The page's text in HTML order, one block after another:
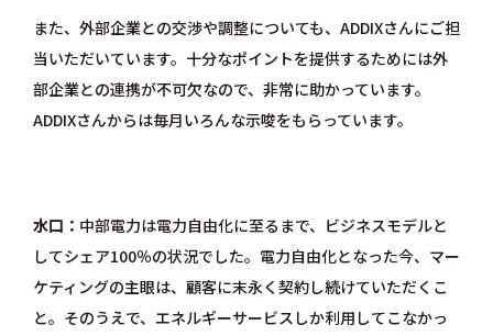
また、外部企業との交渉や調整についても、ADDIXさんにご担
当いただいています。十分なポイントを提供するためには外
部企業との連携が不可欠なので、非常に助かっています。
ADDIXさんからは毎月いろんな示唆をもらっています。
水口
中部電力は電力自由化に至るまで、ビジネスモデルと
してシェア100％の状況でした。電力自由化となった今、マー
ケティングの主眼は、顧客に末永く契約し続けていただくこ
と。そのうえで、エネルギーサービスしか利用してこなかっ